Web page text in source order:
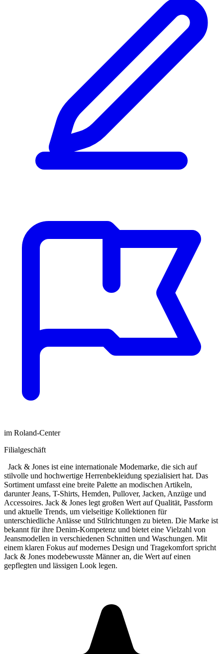
im Roland-Center
Filialgeschäft
Jack & Jones ist eine internationale Modemarke, die sich auf
stilvolle und hochwertige Herrenbekleidung spezialisiert hat. Das
Sortiment umfasst eine breite Palette an modischen Artikeln,
darunter Jeans, T-Shirts, Hemden, Pullover, Jacken, Anzüge und
Accessoires. Jack & Jones legt großen Wert auf Qualität, Passform
und aktuelle Trends, um vielseitige Kollektionen für
unterschiedliche Anlässe und Stilrichtungen zu bieten. Die Marke ist
bekannt für ihre Denim-Kompetenz und bietet eine Vielzahl von
Jeansmodellen in verschiedenen Schnitten und Waschungen. Mit
einem klaren Fokus auf modernes Design und Tragekomfort spricht
Jack & Jones modebewusste Männer an, die Wert auf einen
gepflegten und lässigen Look legen.